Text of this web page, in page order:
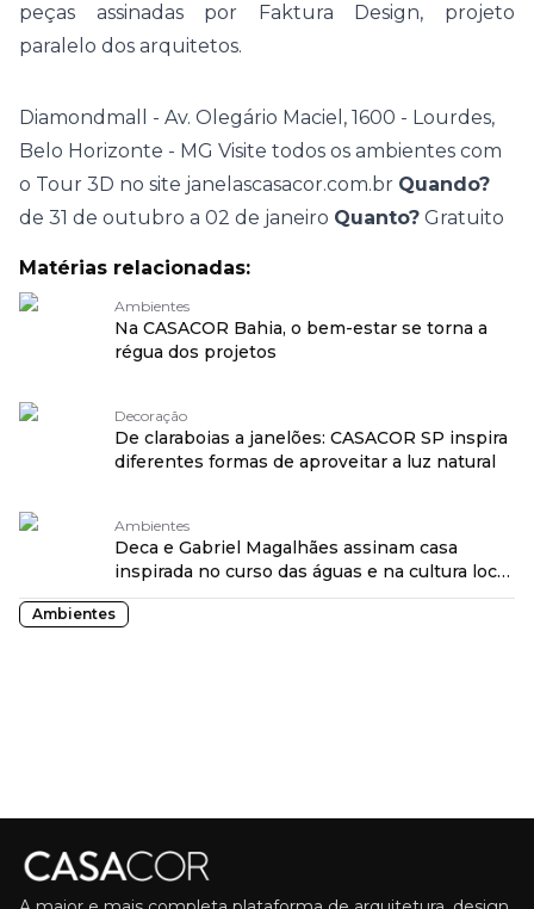
peças assinadas por Faktura Design, projeto
paralelo dos arquitetos.
Diamondmall - Av. Olegário Maciel, 1600 - Lourdes,
Belo Horizonte - MG Visite todos os ambientes com
o Tour 3D no site janelascasacor.com.br Quando?
de 31 de outubro a 02 de janeiro Quanto? Gratuito
Matérias relacionadas:
Ambientes
Na CASACOR Bahia, o bem-estar se torna a
régua dos projetos
Decoração
De claraboias a janelões: CASACOR SP inspira
diferentes formas de aproveitar a luz natural
Ambientes
Deca e Gabriel Magalhães assinam casa
inspirada no curso das águas e na cultura local
na CASACOR Bahia
Ambientes